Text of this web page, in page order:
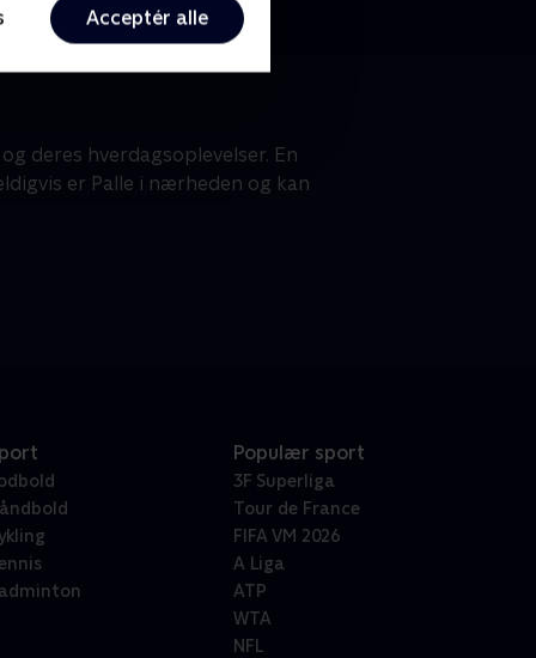
Acceptér alle
deres hverdagsoplevelser. En
er Palle i nærheden og kan
Populær sport
3F Superliga
Tour de France
FIFA VM 2026
A Liga
ATP
WTA
NFL